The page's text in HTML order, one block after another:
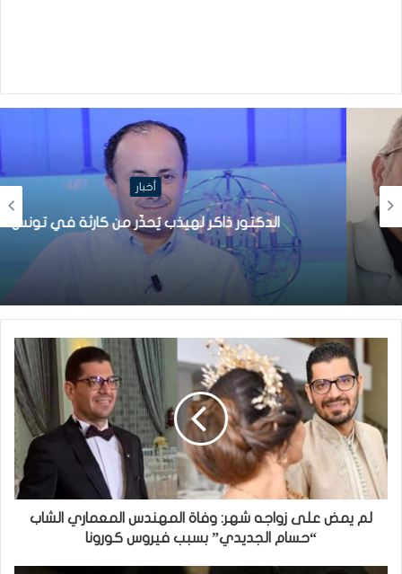
أخبار
الدكتور ذاكر لهيذب يُحذّر من كارثة في تونس
لم يمض على زواجه شهر: وفاة المهندس المعماري الشاب
“حسام الجديدي” بسبب فيروس كورونا